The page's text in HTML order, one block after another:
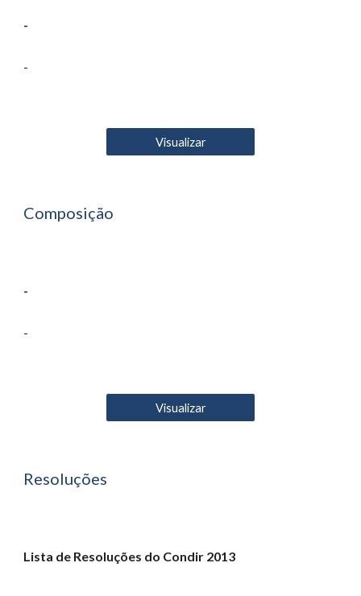
-
-
Visualizar
Composição
-
-
Visualizar
Resoluções
Lista de Resoluções do Condir 2013